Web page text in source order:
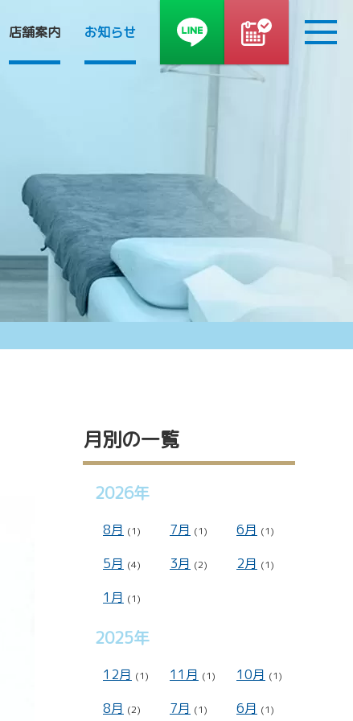
店舗案内 お知らせ
090-8810-4976
木・祝日を除く9～19時 / 土日9～12時
月別の一覧
2026年
8月 (1) 7月 (1) 6月 (1)
5月 (4) 3月 (2) 2月 (1)
1月 (1)
2025年
12月 (1) 11月 (1) 10月 (1)
8月 (2) 7月 (1) 6月 (1)